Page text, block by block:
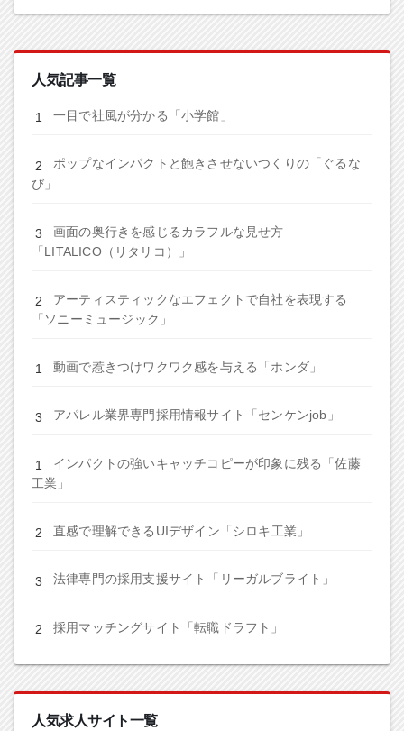
人気記事一覧
一目で社風が分かる「小学館」
ポップなインパクトと飽きさせないつくりの「ぐるな
び」
画面の奥行きを感じるカラフルな見せ方
「LITALICO（リタリコ）」
アーティスティックなエフェクトで自社を表現する
「ソニーミュージック」
動画で惹きつけワクワク感を与える「ホンダ」
アパレル業界専門採用情報サイト「センケンjob」
インパクトの強いキャッチコピーが印象に残る「佐藤
工業」
直感で理解できるUIデザイン「シロキ工業」
法律専門の採用支援サイト「リーガルブライト」
採用マッチングサイト「転職ドラフト」
人気求人サイト一覧